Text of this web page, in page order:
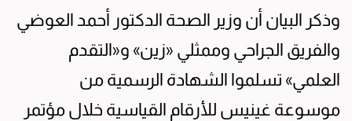
وذكر البيان أن وزير الصحة الدكتور أحمد العوضي
والفريق الجراحي وممثلي «زين» و«التقدم
العلمي» تسلموا الشهادة الرسمية من
موسوعة غينيس للأرقام القياسية خلال مؤتمر